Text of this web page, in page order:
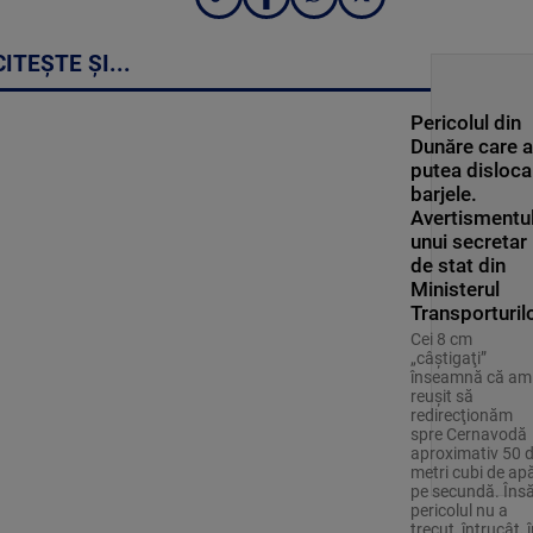
ȘI...
Pericolul din
Dunăre care
putea disloca
barjele.
Avertismentul
unui secretar
de stat din
Ministerul
Cei 8 cm
„câştigaţi”
înseamnă că am
reuşit să
redirecţionăm
spre Cernavodă
aproximativ 50
metri cubi de
pe secundă. Însă
pericolul nu a
trecut, întrucât,